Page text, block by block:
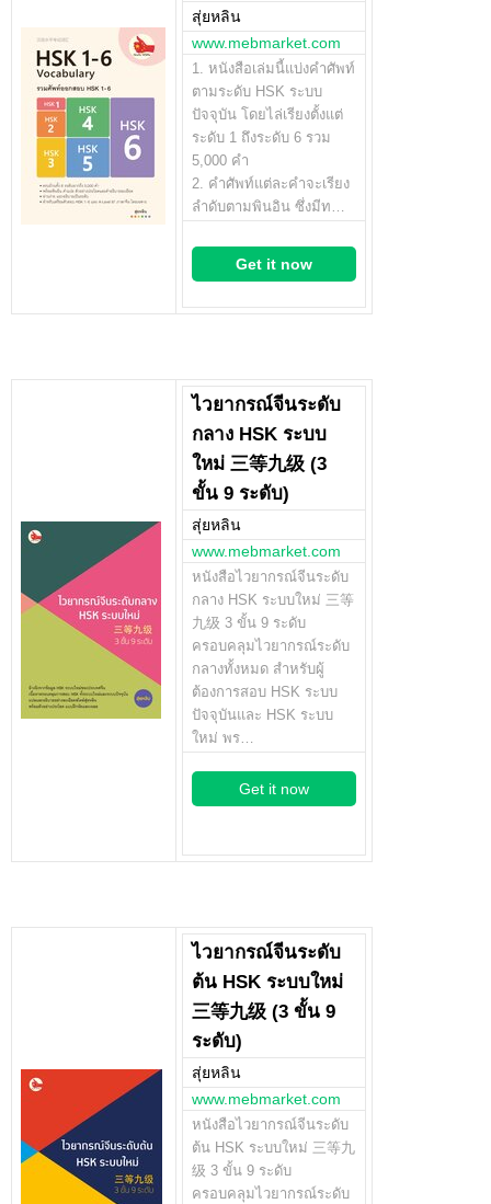
สุ่ยหลิน
www.mebmarket.com
1. หนังสือเล่มนี้แบ่งคำศัพท์
ตามระดับ HSK ระบบ
ปัจจุบัน โดยไล่เรียงตั้งแต่
ระดับ 1 ถึงระดับ 6 รวม
5,000 คำ
2. คำศัพท์แต่ละคำจะเรียง
ลำดับตามพินอิน ซึ่งมีท…
Get it now
ไวยากรณ์จีนระดับ
กลาง HSK ระบบ
ใหม่ 三等九级 (3
ขั้น 9 ระดับ)
สุ่ยหลิน
www.mebmarket.com
หนังสือไวยากรณ์จีนระดับ
กลาง HSK ระบบใหม่ 三等
九级 3 ขั้น 9 ระดับ
ครอบคลุมไวยากรณ์ระดับ
กลางทั้งหมด สำหรับผู้
ต้องการสอบ HSK ระบบ
ปัจจุบันและ HSK ระบบ
ใหม่ พร…
Get it now
ไวยากรณ์จีนระดับ
ต้น HSK ระบบใหม่
三等九级 (3 ขั้น 9
ระดับ)
สุ่ยหลิน
www.mebmarket.com
หนังสือไวยากรณ์จีนระดับ
ต้น HSK ระบบใหม่ 三等九
级 3 ขั้น 9 ระดับ
ครอบคลุมไวยากรณ์ระดับ